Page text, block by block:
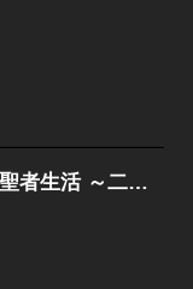
悪役御曹司の勘違い聖者生活 ～二度目の人生はやりたい放題したいだけなのに～